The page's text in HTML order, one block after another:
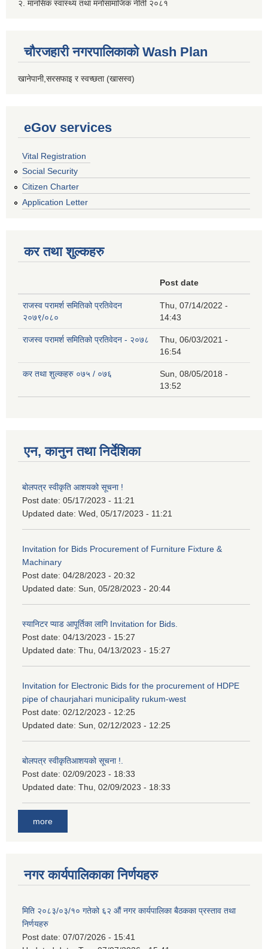
२. मानसिक स्वास्थ्य तथा मनोसामाजिक नीती २०८१
चौरजहारी नगरपालिकाको Wash Plan
खानेपानी,सरसफाइ र स्वच्छता (खासस्व)
eGov services
Vital Registration
Social Security
Citizen Charter
Application Letter
कर तथा शुल्कहरु
Post date
राजस्व परामर्श समितिको प्रतिवेदन
२०७९/०८०
Thu, 07/14/2022 -
14:43
राजस्व परामर्श समितिको प्रतिवेदन - २०७८
Thu, 06/03/2021 -
16:54
कर तथा शुल्कहरु ०७५ / ०७६
Sun, 08/05/2018 -
13:52
एन, कानुन तथा निर्देशिका
बोलपत्र स्वीकृति आशयको सूचना !
Post date: 05/17/2023 - 11:21
Updated date: Wed, 05/17/2023 - 11:21
Invitation for Bids Procurement of Furniture Fixture &
Machinary
Post date: 04/28/2023 - 20:32
Updated date: Sun, 05/28/2023 - 20:44
स्यानिटर प्याड आपूर्तिका लागि Invitation for Bids.
Post date: 04/13/2023 - 15:27
Updated date: Thu, 04/13/2023 - 15:27
Invitation for Electronic Bids for the procurement of HDPE
pipe of chaurjahari municipality rukum-west
Post date: 02/12/2023 - 12:25
Updated date: Sun, 02/12/2023 - 12:25
बोलपत्र स्वीकृतिआशयको सूचना !.
Post date: 02/09/2023 - 18:33
Updated date: Thu, 02/09/2023 - 18:33
more
नगर कार्यपालिकाका निर्णयहरु
मिति २०८३/०३/१० गतेको ६२ औं नगर कार्यपालिका बैठकका प्रस्ताव तथा
निर्णयहरु
Post date: 07/07/2026 - 15:41